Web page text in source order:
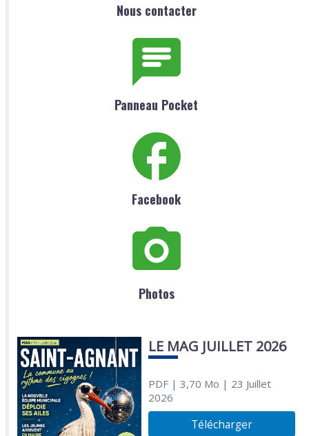
Nous contacter
Panneau Pocket
Facebook
Photos
LE MAG JUILLET 2026
PDF| 3,70 Mo | 23 Juillet
2026
Télécharger